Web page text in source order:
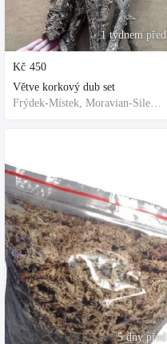
1 týdnem před
Kč 450
Větve korkový dub set
Frýdek-Místek, Moravian-Silesian Region,Others
5 dny před